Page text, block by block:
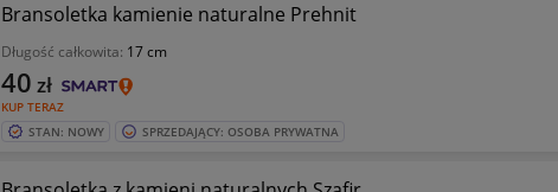
Bransoletka kamienie naturalne Prehnit
Długość całkowita: 17 cm
KUP TERAZ
40 zł
STAN: NOWY SPRZEDAJĄCY: OSOBA PRYWATNA